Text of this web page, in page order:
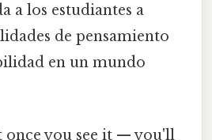
a los estudiantes a
de pensamiento
en un mundo
once you see it — you'll